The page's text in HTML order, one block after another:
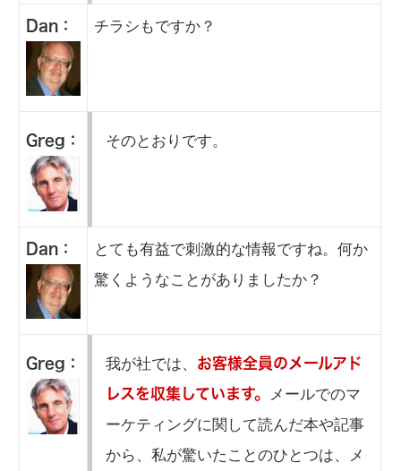
Dan： チラシもですか？
Greg： そのとおりです。
Dan：
とても有益で刺激的な情報ですね。何か
驚くようなことがありましたか？
Greg： 我が社では、
お客様全員のメールアド
レスを収集しています。
メールでのマ
ーケティングに関して読んだ本や記事
から、私が驚いたことのひとつは、メ